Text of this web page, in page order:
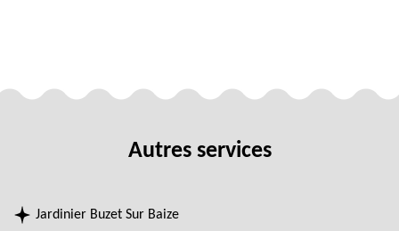
Autres services
Jardinier Buzet Sur Baize